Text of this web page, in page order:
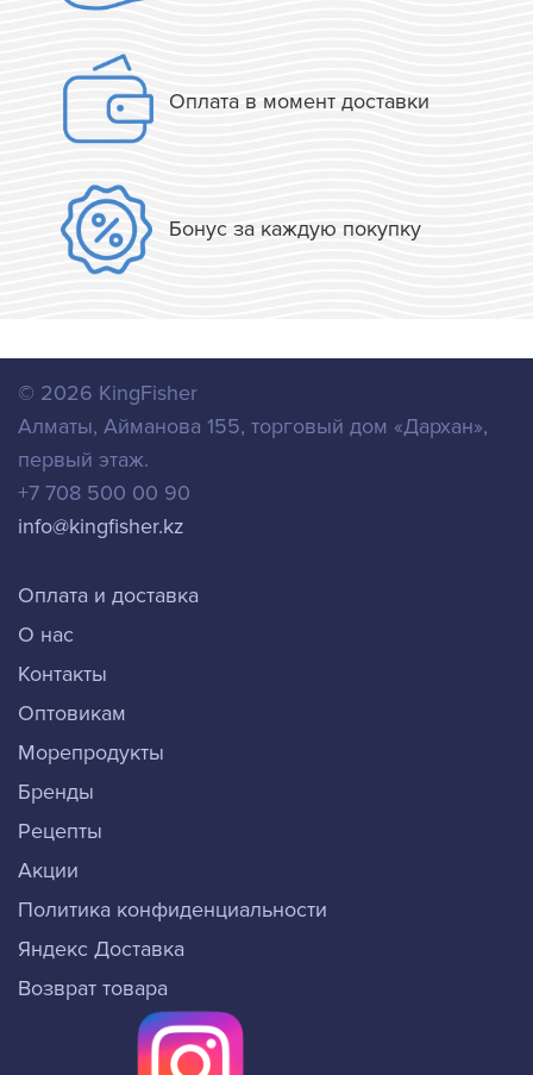
Оплата в момент доставки
Бонус за каждую покупку
© 2026 KingFisher
Алматы, Айманова 155, торговый дом «Дархан»,
первый этаж.
+7 708 500 00 90
info@kingfisher.kz
Оплата и доставка
О нас
Контакты
Оптовикам
Морепродукты
Бренды
Рецепты
Акции
Политика конфиденциальности
Яндекс Доставка
Возврат товара